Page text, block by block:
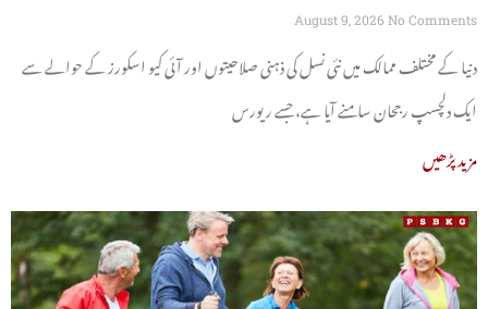
آگئیں
August 9, 2026 No Comments
دنیا کے مختلف ممالک میں نئی نسل کی ذہنی صلاحیتوں اور آئی کیو اسکورز کے حوالے سے
ایک دلچسپ رجحان سامنے آیا ہے، جسے ریورس
مزید پڑھیں